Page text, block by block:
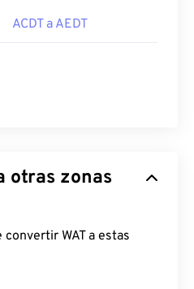
ACDT a AEDT
otras zonas
WAT a estas